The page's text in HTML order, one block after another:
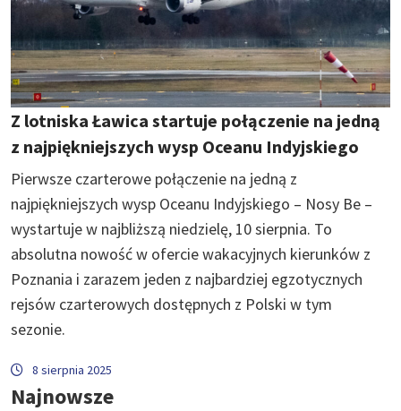
Z lotniska Ławica startuje połączenie na jedną
z najpiękniejszych wysp Oceanu Indyjskiego
Pierwsze czarterowe połączenie na jedną z
najpiękniejszych wysp Oceanu Indyjskiego – Nosy Be –
wystartuje w najbliższą niedzielę, 10 sierpnia. To
absolutna nowość w ofercie wakacyjnych kierunków z
Poznania i zarazem jeden z najbardziej egzotycznych
rejsów czarterowych dostępnych z Polski w tym
sezonie.
8 sierpnia 2025
Najnowsze